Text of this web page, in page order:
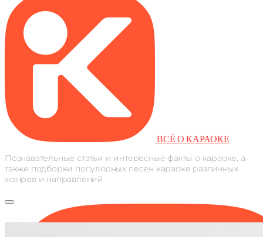
ВСЁ О КАРАОКЕ
Познавательные статьи и интересные факты о караоке, а
также подборки популярных песен караоке различных
жанров и направлений